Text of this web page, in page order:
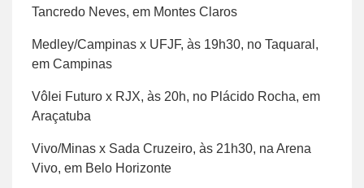
Tancredo Neves, em Montes Claros
Medley/Campinas x UFJF, às 19h30, no Taquaral,
em Campinas
Vôlei Futuro x RJX, às 20h, no Plácido Rocha, em
Araçatuba
Vivo/Minas x Sada Cruzeiro, às 21h30, na Arena
Vivo, em Belo Horizonte